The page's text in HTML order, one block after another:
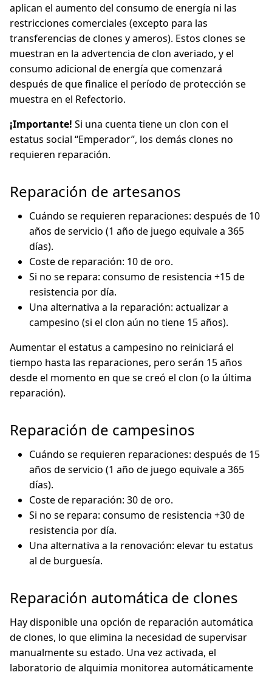
aplican el aumento del consumo de energía ni las
restricciones comerciales (excepto para las
transferencias de clones y ameros). Estos clones se
muestran en la advertencia de clon averiado, y el
consumo adicional de energía que comenzará
después de que finalice el período de protección se
muestra en el Refectorio.
¡Importante! Si una cuenta tiene un clon con el
estatus social “Emperador”, los demás clones no
requieren reparación.
Reparación de artesanos
Cuándo se requieren reparaciones: después de 10
años de servicio (1 año de juego equivale a 365
días).
Coste de reparación: 10 de oro.
Si no se repara: consumo de resistencia +15 de
resistencia por día.
Una alternativa a la reparación: actualizar a
campesino (si el clon aún no tiene 15 años).
Aumentar el estatus a campesino no reiniciará el
tiempo hasta las reparaciones, pero serán 15 años
desde el momento en que se creó el clon (o la última
reparación).
Reparación de campesinos
Cuándo se requieren reparaciones: después de 15
años de servicio (1 año de juego equivale a 365
días).
Coste de reparación: 30 de oro.
Si no se repara: consumo de resistencia +30 de
resistencia por día.
Una alternativa a la renovación: elevar tu estatus
al de burguesía.
Reparación automática de clones
Hay disponible una opción de reparación automática
de clones, lo que elimina la necesidad de supervisar
manualmente su estado. Una vez activada, el
laboratorio de alquimia monitorea automáticamente